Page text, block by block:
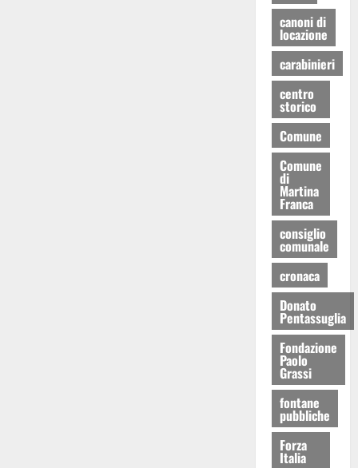
canoni di
locazione
carabinieri
centro
storico
Comune
Comune
di
Martina
Franca
consiglio
comunale
cronaca
Donato
Pentassuglia
Fondazione
Paolo
Grassi
fontane
pubbliche
Forza
Italia